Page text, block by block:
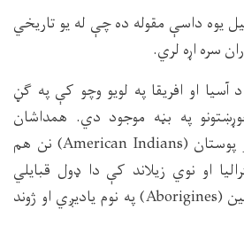
يوه داسې مقوله ده چې له يو تاريخي
سره اړه لري.
او افريقا په لويو وچو كې په ګڼ
په بڼه موجود دي. همداشان
پوستان (American Indians) نن هم
او نوي زيلاند كې دا ډول قبايلي
(
Aborigines) په نوم ياديږي او ژوند